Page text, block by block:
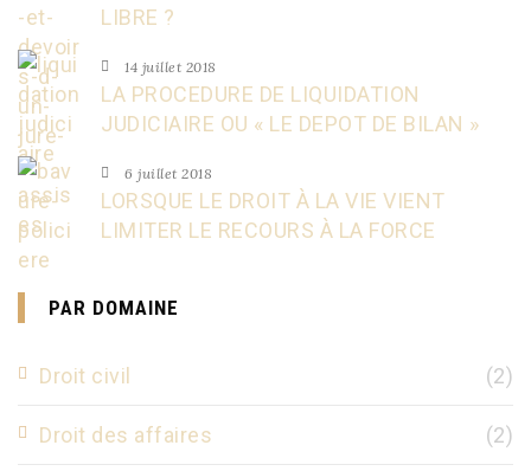
LIBRE ?
14 juillet 2018
LA PROCEDURE DE LIQUIDATION
JUDICIAIRE OU « LE DEPOT DE BILAN »
6 juillet 2018
LORSQUE LE DROIT À LA VIE VIENT
LIMITER LE RECOURS À LA FORCE
PAR DOMAINE
Droit civil (2)
Droit des affaires (2)